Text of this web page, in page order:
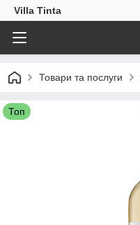
Villa Tinta
Товари та послуги
Топ